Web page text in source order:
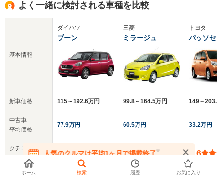
よく一緒に検討される車種を比較
基本情報
新車価格
中古車
平均価格
クチコミ
総合評価
乗車定員
ダイハツ
ブーン
115～192.6万円
77.9万円
-
三菱
ミラージュ
99.8～164.5万円
60.5万円
3.6
5人
トヨタ
パッソ
149～
33.2万円
3.6
7人
人気のクルマは平均1ヶ月で掲載終了※
在庫が無くなる前にお問い合わせください
ホーム 検索 履歴 お気に入り